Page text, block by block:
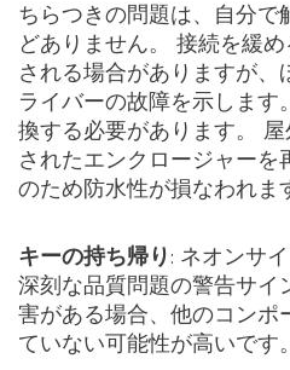
ちらつきの問題は、自分で
どありません。 接続を緩
される場合がありますが、
ライバーの故障を示します
換する必要があります。
されたエンクロージャーを
のため防水性が損なわれま
キーの持ち帰り: ネオンサ
深刻な品質問題の警告サイ
害がある場合、他のコンポ
ていない可能性が高いです。